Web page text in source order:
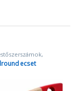
ecset